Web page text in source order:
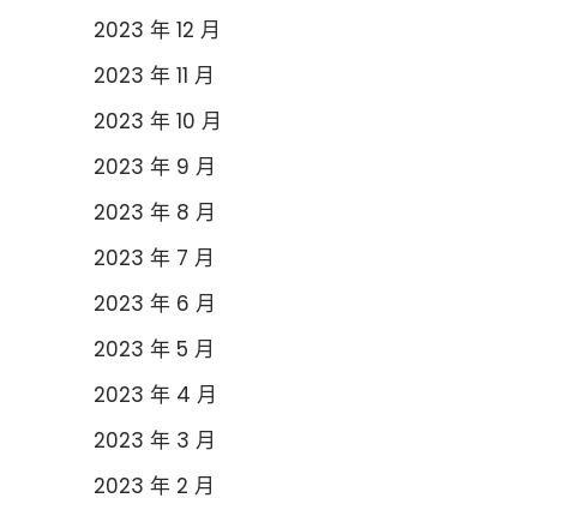
2023 年 12 月
2023 年 11 月
2023 年 10 月
2023 年 9 月
2023 年 8 月
2023 年 7 月
2023 年 6 月
2023 年 5 月
2023 年 4 月
2023 年 3 月
2023 年 2 月